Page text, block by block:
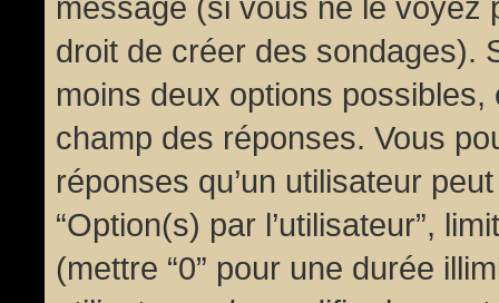
droit de créer des sondages).
moins deux options
champ des réponses. Vous
réponses qu’un utilisateur
“Option(s) par l’utilisateur”,
(mettre “0” pour une durée